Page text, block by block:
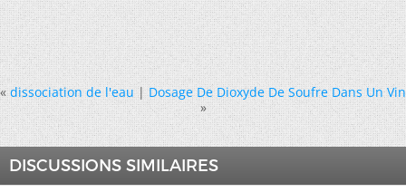
« dissociation de l'eau|Dosage De Dioxyde De Soufre Dans Un Vin
»
DISCUSSIONS SIMILAIRES